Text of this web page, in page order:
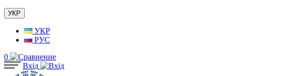
УКР
УКР
РУС
0
Вхід